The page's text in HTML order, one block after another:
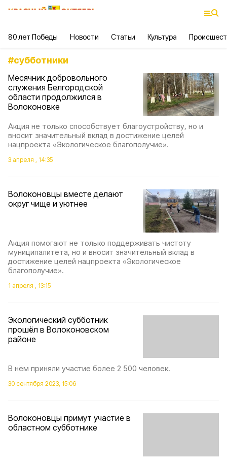
80 лет Победы Новости Статьи Культура
#субботники
Месячник добровольного
служения Белгородской
области продолжился в
Волоконовке
Акция не только способствует благоустройству, но и
вносит значительный вклад в достижение целей
нацпроекта «Экологическое благополучие».
3 апреля , 14:35
Волоконовцы вместе делают
округ чище и уютнее
Акция помогают не только поддерживать чистоту
муниципалитета, но и вносит значительный вклад в
достижение целей нацпроекта «Экологическое
благополучие».
1 апреля , 13:15
Экологический субботник
прошёл в Волоконовском
районе
В нём приняли участие более 2 500 человек.
30 сентября 2023, 15:06
Волоконовцы примут участие в
областном субботнике